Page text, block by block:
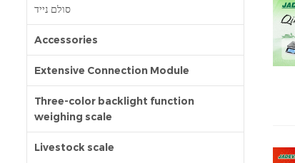
סולם נייד
Accessories
Extensive Connection Module
Three-color backlight function
weighing scale
Livestock scale